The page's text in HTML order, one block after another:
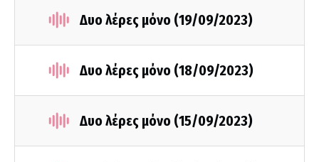
Δυο λέρες μόνο (19/09/2023)
Δυο λέρες μόνο (18/09/2023)
Δυο λέρες μόνο (15/09/2023)